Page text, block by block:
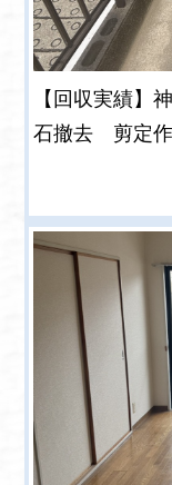
【回収実績
石撤去 剪定